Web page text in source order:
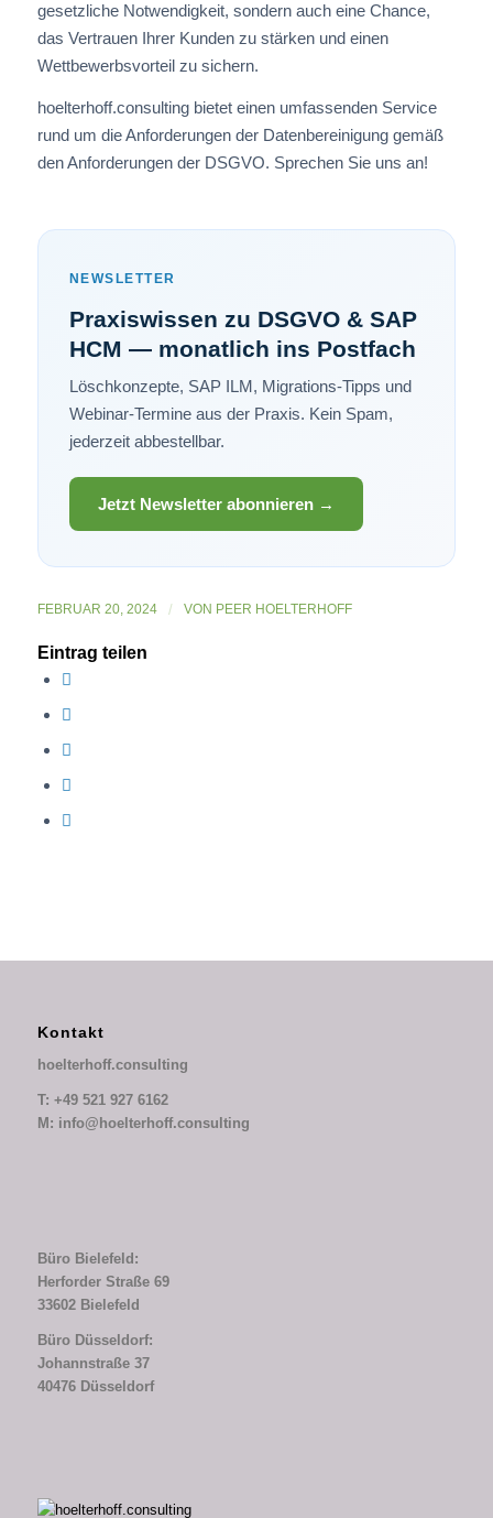
gesetzliche Notwendigkeit, sondern auch eine Chance,
das Vertrauen Ihrer Kunden zu stärken und einen
Wettbewerbsvorteil zu sichern.
hoelterhoff.consulting bietet einen umfassenden Service
rund um die Anforderungen der Datenbereinigung gemäß
den Anforderungen der DSGVO. Sprechen Sie uns an!
NEWSLETTER
Praxiswissen zu DSGVO & SAP
HCM — monatlich ins Postfach
Löschkonzepte, SAP ILM, Migrations-Tipps und
Webinar-Termine aus der Praxis. Kein Spam,
jederzeit abbestellbar.
Jetzt Newsletter abonnieren →
FEBRUAR 20, 2024 / VON PEER HOELTERHOFF
Eintrag teilen
Kontakt
hoelterhoff.consulting
T: +49 521 927 6162
M: info@hoelterhoff.consulting
Büro Bielefeld:
Herforder Straße 69
33602 Bielefeld
Büro Düsseldorf:
Johannstraße 37
40476 Düsseldorf